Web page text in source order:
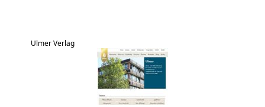
Ulmer Verlag